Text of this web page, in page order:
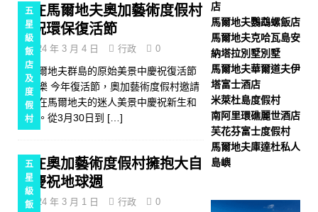
五
星
級
飯
店
及
度
假
村
在馬爾地夫奧加藝術度假村
慶祝環保復活節
2024 年 3 月 4 日 行政 0
在馬爾地夫群島的原始美景中慶祝復活節
的歡樂 今年復活節，奧加藝術度假村邀請
賓客在馬爾地夫的迷人美景中慶祝新生和
重生。從3月30日到 […]
五
星
級
飯
在奧加藝術度假村擁抱大自
然慶祝地球週
2024 年 3 月 1 日 行政 0
店
馬爾地夫鸚鵡螺飯店
馬爾地夫克哈瓦島安
納塔拉別墅別墅
馬爾地夫華爾道夫伊
塔富士酒店
米萊杜島度假村
南阿里環礁麗世酒店
芙花芬富士度假村
馬爾地夫庫達杜私人
島嶼